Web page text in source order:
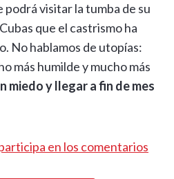
podrá visitar la tumba de su
que el castrismo ha
No hablamos de utopías:
más humilde y mucho más
miedo y llegar a fin de mes
en los comentarios